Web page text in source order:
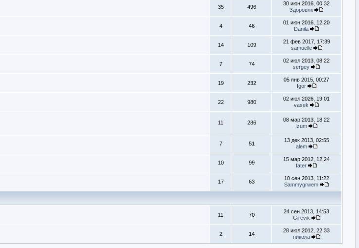
35 496
30 июн 2016, 00:32
Здоровяк
4 46
01 июн 2016, 12:20
Danila
14 109
21 фев 2017, 17:39
samuelle
7 74
02 июл 2013, 08:22
sergey
19 232
05 янв 2015, 00:27
Igor
22 980
02 июл 2026, 19:01
vasek
11 286
08 мар 2013, 18:22
Izum
7 51
13 дек 2013, 02:55
alem
10 99
15 мар 2012, 12:24
fater
17 63
10 сен 2013, 11:22
Sammygrwem
11 70
24 сен 2013, 14:53
Girevik
2 14
28 июл 2012, 22:33
никола